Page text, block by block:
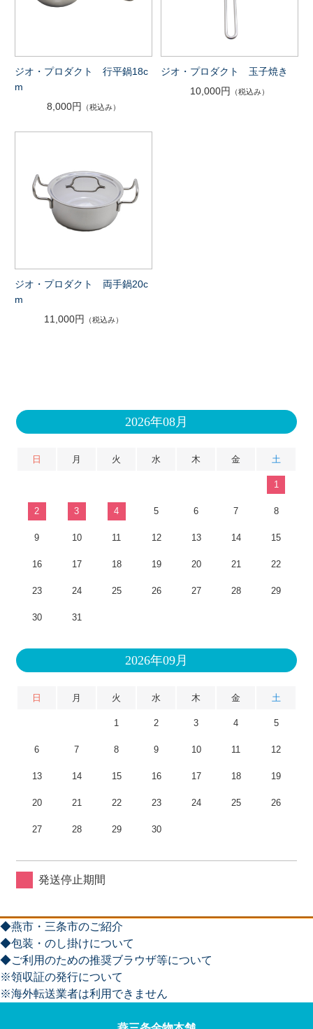
ジオ・プロダクト 行平鍋18c
m
8,000円
（税込み）
ジオ・プロダクト 玉子焼き
10,000円
（税込み）
ジオ・プロダクト 両手鍋20c
m
11,000円
（税込み）
2026年08月
日 月 火 水 木 金 土
1
2 3 4 5 6 7 8
9 10 11 12 13 14 15
16 17 18 19 20 21 22
23 24 25 26 27 28 29
30 31
2026年09月
日 月 火 水 木 金 土
1 2 3 4 5
6 7 8 9 10 11 12
13 14 15 16 17 18 19
20 21 22 23 24 25 26
27 28 29 30
発送停止期間
◆燕市・三条市のご紹介
◆包装・のし掛けについて
◆ご利用のための推奨ブラウザ等について
※領収証の発行について
※海外転送業者は利用できません